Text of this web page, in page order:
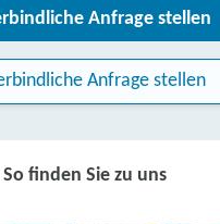
Anfrage stellen
Anfrage stellen
So finden Sie zu uns